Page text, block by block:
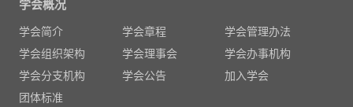
学会概况
学会简介 学会章程
学会管理办法
学会组织架构
学会理事会
学会办事机构
学会分支机构
学会公告
加入学会
团体标准